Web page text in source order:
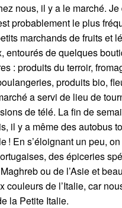
nous, il y a le marché. Je
probablement le plus
marchands de fruits et
entourés de quelques
: produits du terroir,
produits bio,
a servi de lieu de
de télé. La fin de
il y a même des autobus
! En s’éloignant un peu,
des épiceries
ou de l’Asie et
couleurs de l’Italie, car
la Petite Italie.